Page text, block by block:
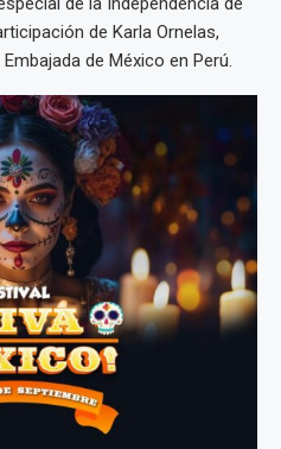
de Karla Ornelas,
de México en Perú.